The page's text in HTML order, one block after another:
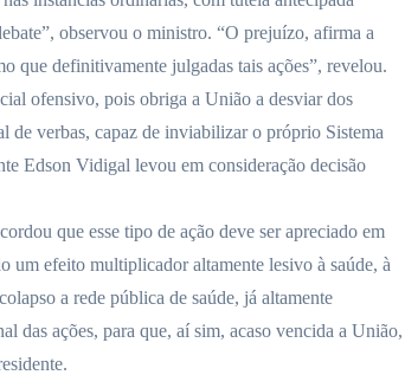
observou o ministro. “O prejuízo, afirma a
que definitivamente julgadas tais ações”, revelou.
ofensivo, pois obriga a União a desviar dos
de verbas, capaz de inviabilizar o próprio Sistema
Edson Vidigal levou em consideração decisão
que esse tipo de ação deve ser apreciado em
um efeito multiplicador altamente lesivo à saúde, à
a rede pública de saúde, já altamente
das ações, para que, aí sim, acaso vencida a União,